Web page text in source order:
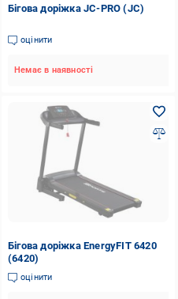
Бігова доріжка JC-PRO (JC)
оцінити
Немає в наявності
Бігова доріжка EnergyFIT 6420
(6420)
оцінити